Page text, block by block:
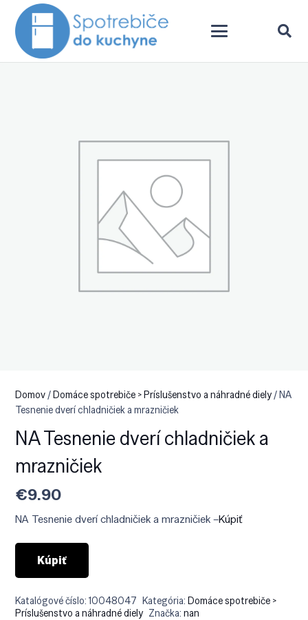
Domov/Domáce spotrebiče > Príslušenstvo a náhradné diely/ NA
Tesnenie dverí chladničiek a mrazničiek
NA Tesnenie dverí chladničiek a
mrazničiek
€9.90
NA Tesnenie dverí chladničiek a mrazničiek –Kúpiť
Kúpiť
Katalógové číslo:10048047 Kategória:Domáce spotrebiče >
Príslušenstvo a náhradné diely Značka:nan